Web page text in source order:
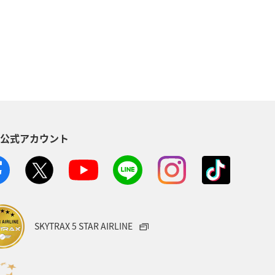
式アカウント
SKYTRAX 5 STAR AIRLINE